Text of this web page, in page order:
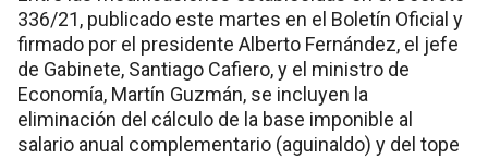
336/21, publicado este martes en el Boletín Oficial y
firmado por el presidente Alberto Fernández, el jefe
de Gabinete, Santiago Cafiero, y el ministro de
Economía, Martín Guzmán, se incluyen la
eliminación del cálculo de la base imponible al
salario anual complementario (aguinaldo) y del tope